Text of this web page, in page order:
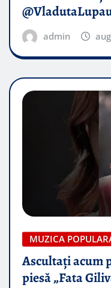
admin
MUZICA
Ascultați acum
piesă „Fata